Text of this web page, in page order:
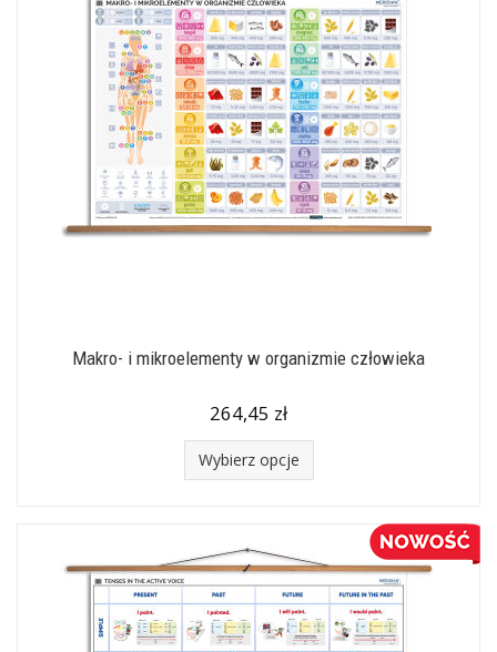
Makro- i mikroelementy w organizmie człowieka
264,45 zł
Wybierz opcje